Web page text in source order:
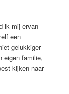
ik mij ervan
een
gelukkiger
eigen familie,
kijken naar